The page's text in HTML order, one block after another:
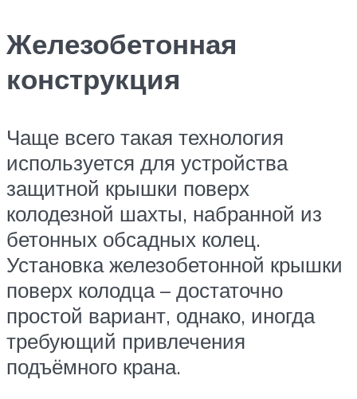
Железобетонная
конструкция
Чаще всего такая технология
используется для устройства
защитной крышки поверх
колодезной шахты, набранной из
бетонных обсадных колец.
Установка железобетонной крышки
поверх колодца – достаточно
простой вариант, однако, иногда
требующий привлечения
подъёмного крана.